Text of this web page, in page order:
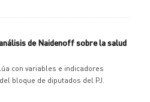
de Naidenoff sobre la salud
con variables e indicadores
bloque de diputados del PJ.